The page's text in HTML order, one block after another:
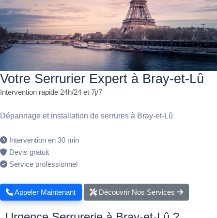
Votre Serrurier Expert à Bray-et-Lû
Intervention rapide 24h/24 et 7j/7
Dépannage et installation de serrures à Bray-et-Lû
Intervention en 30 min
Devis gratuit
Service professionnel
Appeler Maintenant Découvrir Nos Services